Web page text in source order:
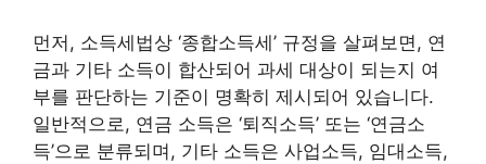
먼저, 소득세법상 ‘종합소득세’ 규정을 살펴보면, 연
금과 기타 소득이 합산되어 과세 대상이 되는지 여
부를 판단하는 기준이 명확히 제시되어 있습니다.
일반적으로, 연금 소득은 ‘퇴직소득’ 또는 ‘연금소
득’으로 분류되며, 기타 소득은 사업소득, 임대소득,